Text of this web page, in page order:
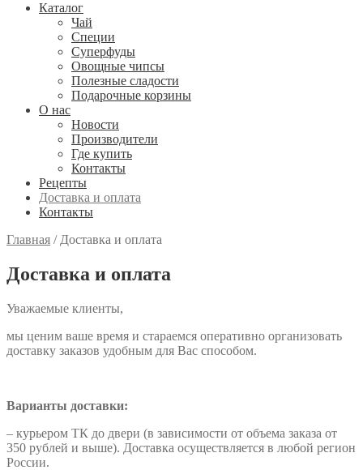
Каталог
Чай
Специи
Cуперфуды
Овощные чипсы
Полезные сладости
Подарочные корзины
О нас
Новости
Производители
Где купить
Контакты
Рецепты
Доставка и оплата
Контакты
Главная / Доставка и оплата
Доставка и оплата
Уважаемые клиенты,
мы ценим ваше время и стараемся оперативно организовать
доставку заказов удобным для Вас способом.
Варианты доставки:
– курьером ТК до двери (в зависимости от объема заказа от
350 рублей и выше). Доставка осуществляется в любой регион
России.